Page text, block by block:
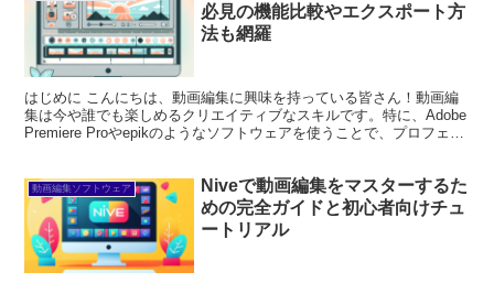
必見の機能比較やエクスポート方
法も網羅
はじめに こんにちは、動画編集に興味を持っている皆さん！動画編
集は今や誰でも楽しめるクリエイティブなスキルです。特に、Adobe
Premiere Proやepikのようなソフトウェアを使うことで、プロフェッ
動画編集ソフトウェア
Niveで動画編集をマスターするた
めの完全ガイドと初心者向けチュ
ートリアル